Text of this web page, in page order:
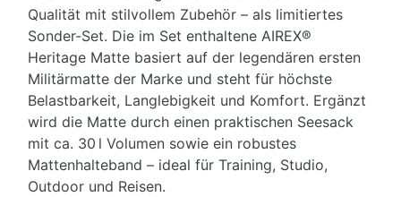
Qualität mit stilvollem Zubehör – als limitiertes
Sonder-Set. Die im Set enthaltene AIREX®
Heritage Matte basiert auf der legendären ersten
Militärmatte der Marke und steht für höchste
Belastbarkeit, Langlebigkeit und Komfort. Ergänzt
wird die Matte durch einen praktischen Seesack
mit ca. 30 l Volumen sowie ein robustes
Mattenhalteband – ideal für Training, Studio,
Outdoor und Reisen.